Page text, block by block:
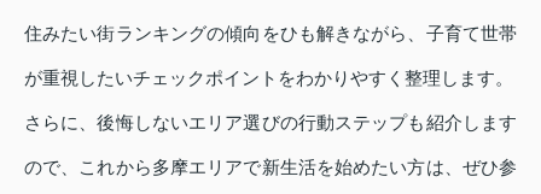
住みたい街ランキングの傾向をひも解きながら、子育て世帯
が重視したいチェックポイントをわかりやすく整理します。
さらに、後悔しないエリア選びの行動ステップも紹介します
ので、これから多摩エリアで新生活を始めたい方は、ぜひ参